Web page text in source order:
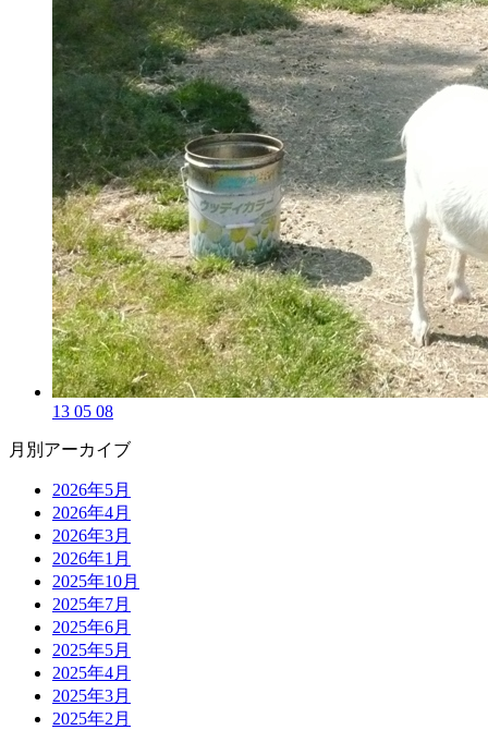
13 05 08
月別アーカイブ
2026年5月
2026年4月
2026年3月
2026年1月
2025年10月
2025年7月
2025年6月
2025年5月
2025年4月
2025年3月
2025年2月